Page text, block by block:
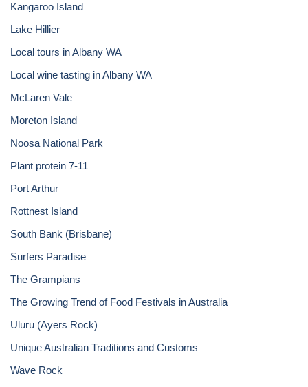
Kangaroo Island
Lake Hillier
Local tours in Albany WA
Local wine tasting in Albany WA
McLaren Vale
Moreton Island
Noosa National Park
Plant protein 7-11
Port Arthur
Rottnest Island
South Bank (Brisbane)
Surfers Paradise
The Grampians
The Growing Trend of Food Festivals in Australia
Uluru (Ayers Rock)
Unique Australian Traditions and Customs
Wave Rock